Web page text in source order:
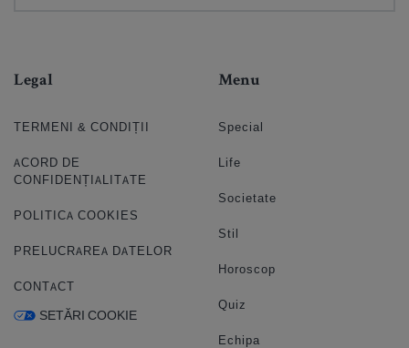
Legal
TERMENI & CONDIȚII
ACORD DE
CONFIDENȚIALITATE
POLITICA COOKIES
PRELUCRAREA DATELOR
CONTACT
SETĂRI COOKIE
Menu
Special
Life
Societate
Stil
Horoscop
Quiz
Echipa